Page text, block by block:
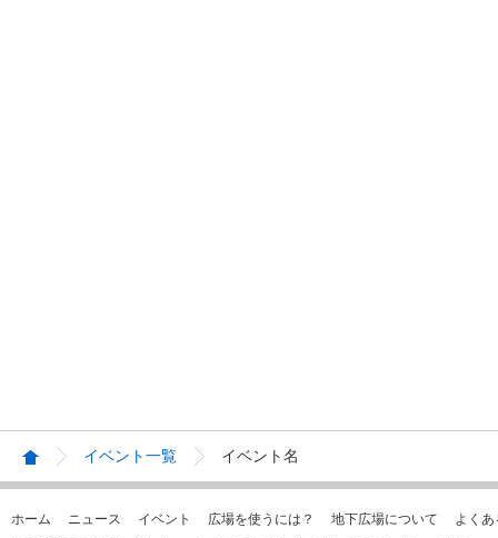
イベント一覧 イベント名
ホーム ニュース イベント 広場を使うには？ 地下広場について
よく